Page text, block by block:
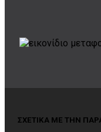
ΣΧΕΤΙΚΑ ΜΕ ΤΗΝ